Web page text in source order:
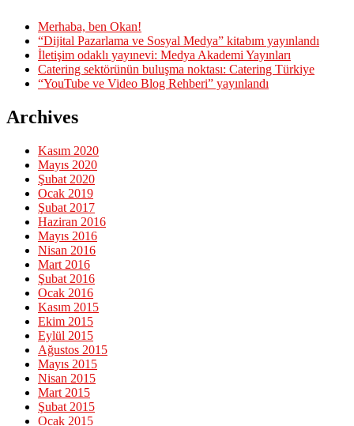
Merhaba, ben Okan!
“Dijital Pazarlama ve Sosyal Medya” kitabım yayınlandı
İletişim odaklı yayınevi: Medya Akademi Yayınları
Catering sektörünün buluşma noktası: Catering Türkiye
“YouTube ve Video Blog Rehberi” yayınlandı
Archives
Kasım 2020
Mayıs 2020
Şubat 2020
Ocak 2019
Şubat 2017
Haziran 2016
Mayıs 2016
Nisan 2016
Mart 2016
Şubat 2016
Ocak 2016
Kasım 2015
Ekim 2015
Eylül 2015
Ağustos 2015
Mayıs 2015
Nisan 2015
Mart 2015
Şubat 2015
Ocak 2015